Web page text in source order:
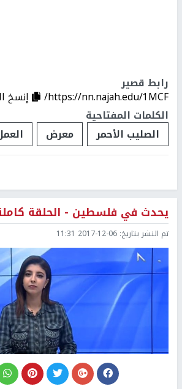
رابط قصير
https://nn.najah.edu/1MCF/
إنسخ
الكلمات المفتاحية
الصليب الأحمر
معرض
يحدث في فلسطين - الحلقة
تم النشر بتاريخ: 2017-12-06 11:31